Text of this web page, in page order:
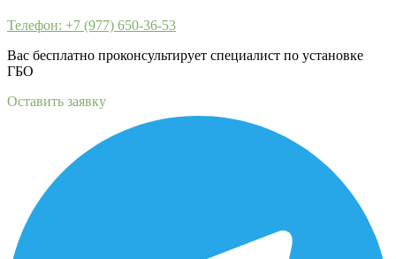
Телефон: +7 (977) 650-36-53
Вас бесплатно проконсультирует специалист по установке
ГБО
Оставить заявку